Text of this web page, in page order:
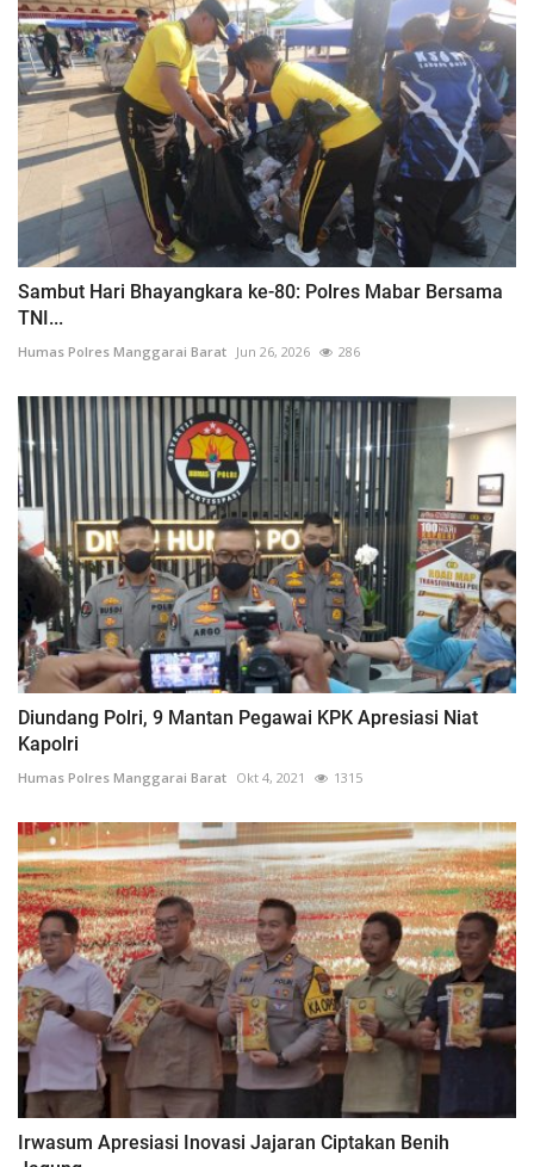
Sambut Hari Bhayangkara ke-80: Polres Mabar Bersama
TNI...
Humas Polres Manggarai Barat Jun 26, 2026 286
Diundang Polri, 9 Mantan Pegawai KPK Apresiasi Niat
Kapolri
Humas Polres Manggarai Barat Okt 4, 2021 1315
Irwasum Apresiasi Inovasi Jajaran Ciptakan Benih